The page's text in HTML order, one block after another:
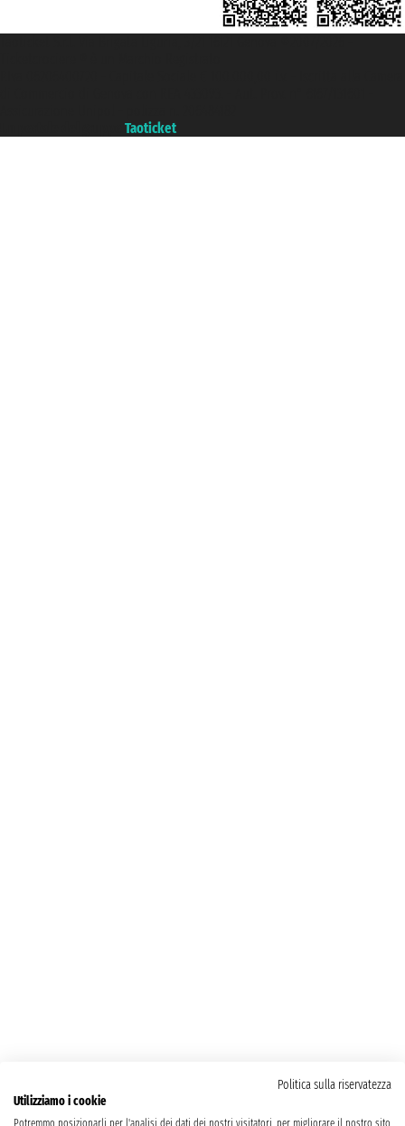
Taoticket
Politica sulla riservatezza
Utilizziamo i cookie
Potremmo posizionarli per l'analisi dei dati dei nostri visitatori, per migliorare il nostro sito